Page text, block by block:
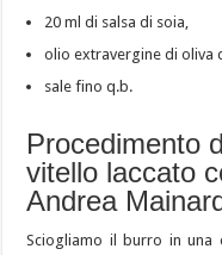
20 ml di salsa di soia,
olio extravergine di oliva
sale fino q.b.
Procedimento
vitello laccato
Andrea
Sciogliamo il burro in una